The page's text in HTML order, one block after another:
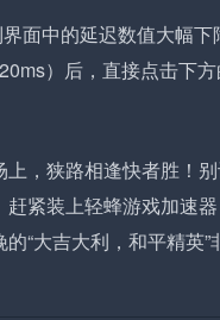
面中的延迟数值大幅下
）后，直接点击下方
，狭路相逢快者胜！
赶紧装上轻蜂游戏加速
“大吉大利，和平精英”